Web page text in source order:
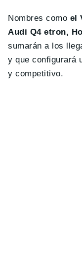
Nombres como el
Audi Q4 etron,
sumarán a los
y que configurará
y competitivo.